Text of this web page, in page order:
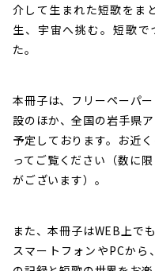
介して生まれた短歌をま
生、宇宙へ挑む。短歌
た。
本冊子は、フリーペーパ
設のほか、全国の岩手県
予定しております。お近
ってご覧ください（数に
がございます）。
また、本冊子はWEB上で
スマートフォンやPCから